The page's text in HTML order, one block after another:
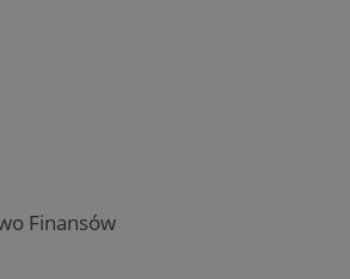
Finansów